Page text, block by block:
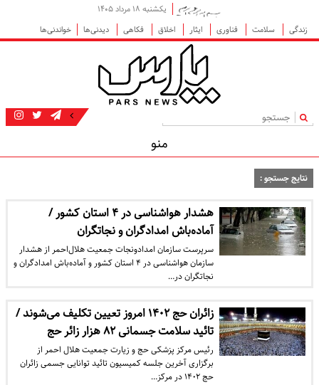
یکشنبه ۱۸ مرداد ۱۴۰۵
زندگی
سلامت فناوری ایثار اخلاق فکاهی دیدنی‌ها خواندنی‌ها
|
منو
نتایج جستجو :
هشدار هواشناسی در ۴ استان کشور /
آماده‌باش امدادگران و نجاتگران
سرپرست سازمان امدادونجات جمعیت هلال‌احمر از هشدار
سازمان هواشناسی در ۴ استان کشور و آماده‌باش امدادگران و
نجاتگران در…
زائران حج ۱۴۰۲ امروز تعیین تکلیف می‌شوند /
تائید سلامت جسمانی ۸۲ هزار زائر حج
رئیس مرکز پزشکی حج و زیارت جمعیت هلال احمر از
برگزاری آخرین جلسه کمیسیون تائید توانایی جسمی زائران
حج ۱۴۰۲ در مرکز…